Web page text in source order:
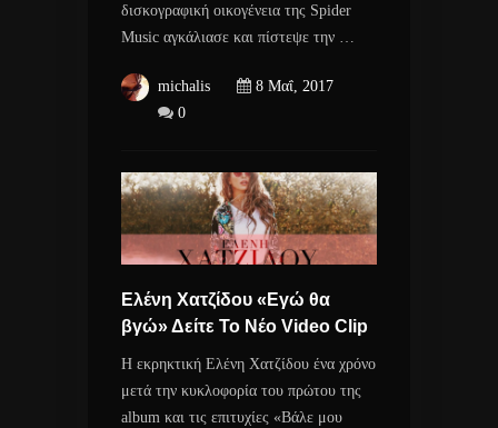
δισκογραφική οικογένεια της Spider
Music αγκάλιασε και πίστεψε την …
michalis
8 Μαΐ, 2017
0
Ελένη Χατζίδου «Εγώ θα
βγώ» Δείτε Το Νέο Video Clip
Η εκρηκτική Ελένη Χατζίδου ένα χρόνο
μετά την κυκλοφορία του πρώτου της
album και τις επιτυχίες «Βάλε μου